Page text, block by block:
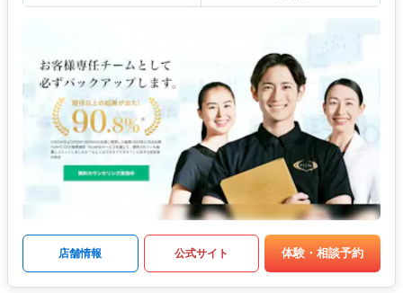
店舗情報 公式サイト 体験・相談予約